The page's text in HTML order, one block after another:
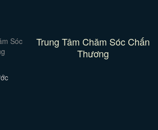
Trung Tâm Chăm Sóc Chấn
Thương